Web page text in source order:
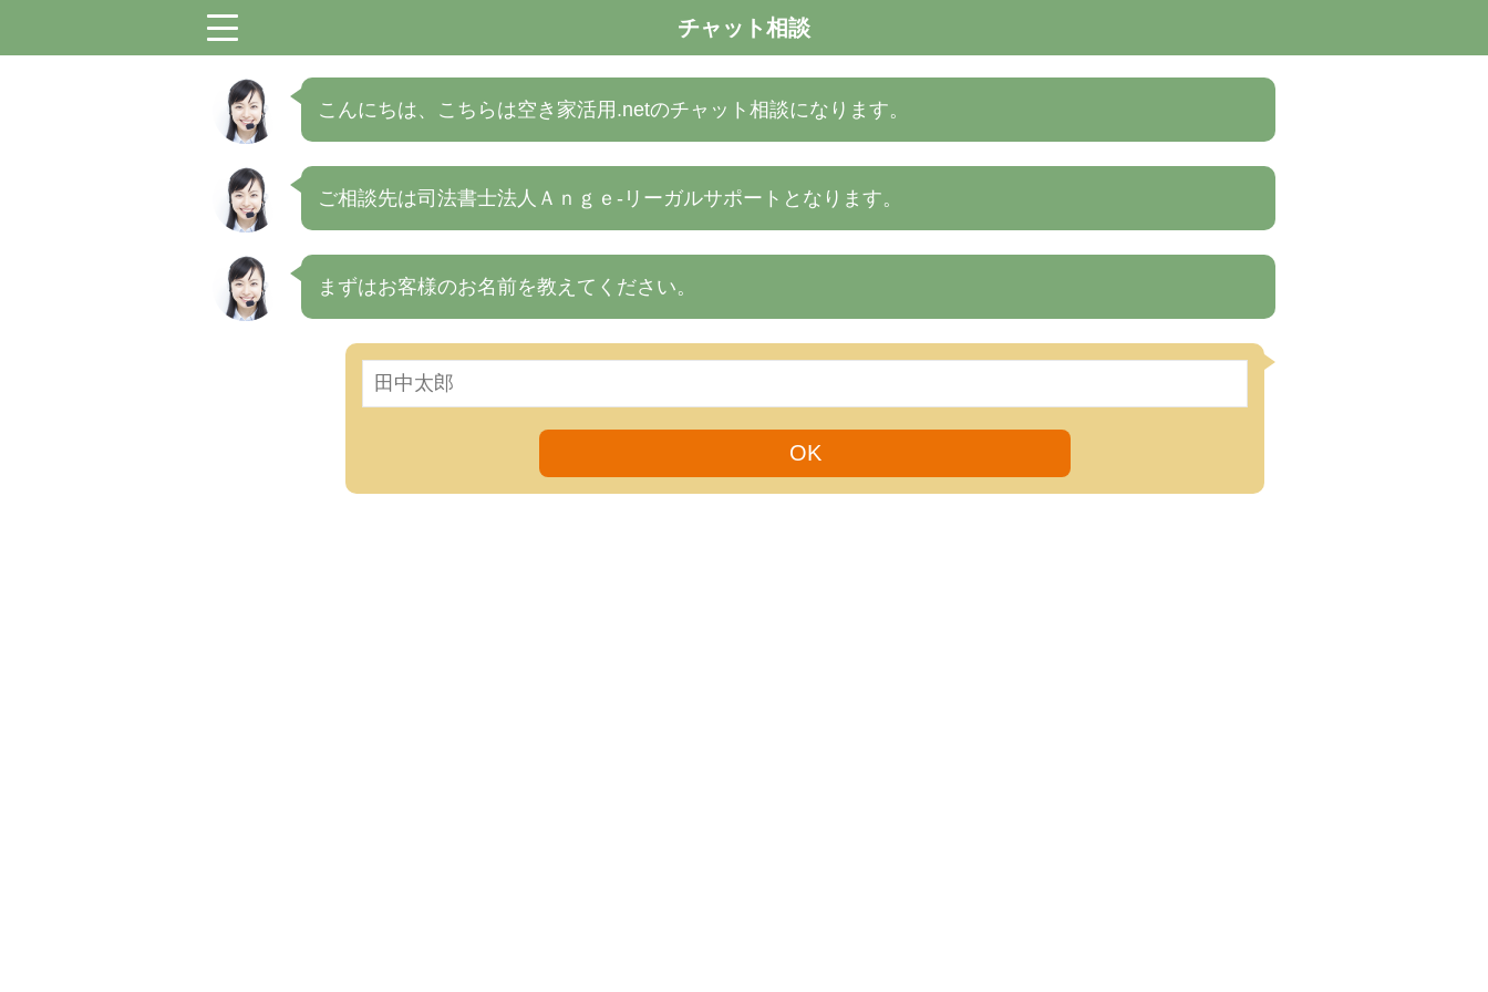
チャット相談
こんにちは、こちらは空き家活用.netのチャット相談になります。
ご相談先は司法書士法人Ａｎｇｅ‐リーガルサポートとなります。
まずはお客様のお名前を教えてください。
OK